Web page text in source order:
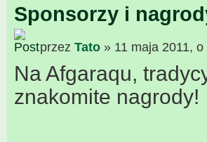
Sponsorzy i
przez Tato » 11 maja 2011, o
Na Afgaraqu,
znakomite nagrody!